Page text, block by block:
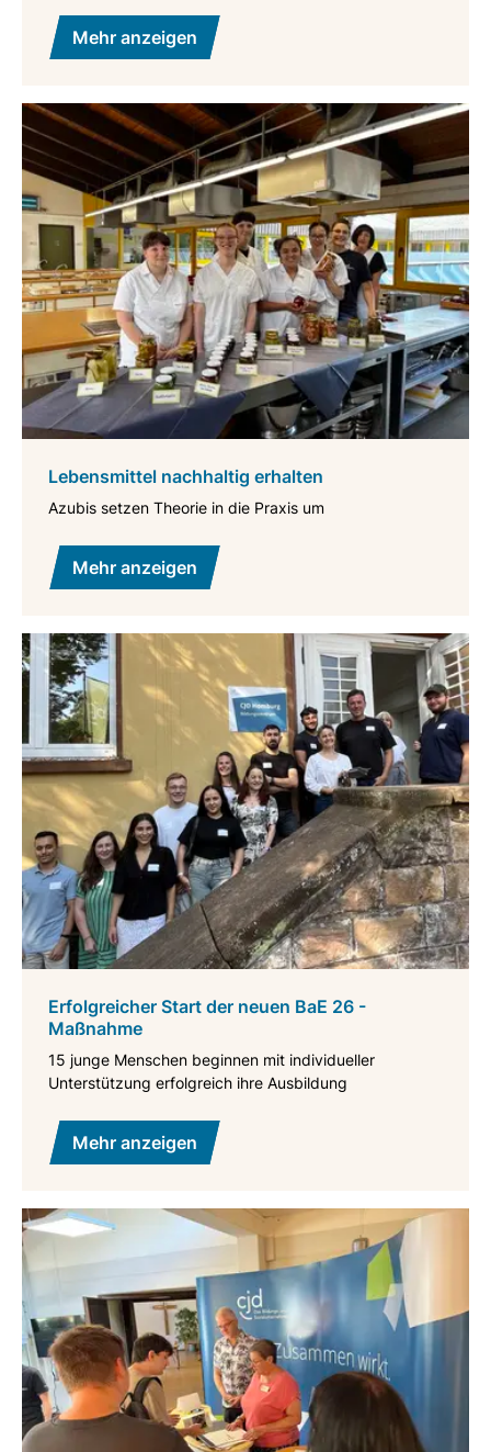
Mehr anzeigen
Lebensmittel nachhaltig erhalten
Azubis setzen Theorie in die Praxis um
Mehr anzeigen
Erfolgreicher Start der neuen BaE 26 -
Maßnahme
15 junge Menschen beginnen mit individueller
Unterstützung erfolgreich ihre Ausbildung
Mehr anzeigen